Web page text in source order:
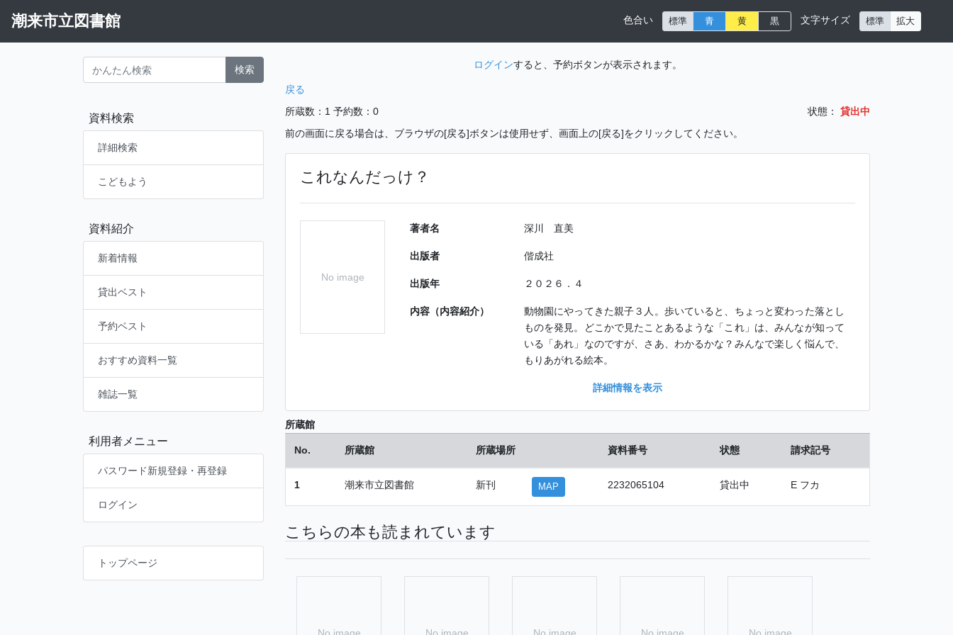
潮来市立図書館 色合い 標準 青 黄 黒 文字サイズ 標準 拡大
検索
資料検索
詳細検索
こどもよう
資料紹介
新着情報
貸出ベスト
予約ベスト
おすすめ資料一覧
雑誌一覧
利用者メニュー
パスワード新規登録・再登録
ログイン
トップページ
ログインすると、予約ボタンが表示されます。
戻る
所蔵数：1 予約数：0 状態：
貸出中
前の画面に戻る場合は、ブラウザの[戻る]ボタンは使用せず、画面上の[戻る]をクリックしてください。
これなんだっけ？
No image
著者名 深川 直美
出版者 偕成社
出版年 ２０２６．４
内容（内容紹介）
動物園にやってきた親子３人。歩いていると、ちょっと変わった落とし
ものを発見。どこかで見たことあるような「これ」は、みんなが知って
いる「あれ」なのですが、さあ、わかるかな？みんなで楽しく悩んで、
もりあがれる絵本。
詳細情報を表示
所蔵館
No. 所蔵館 所蔵場所 資料番号 状態 請求記号
1 潮来市立図書館 新刊 MAP 2232065104 貸出中 E フカ
こちらの本も読まれています
No image No image No image No image No image